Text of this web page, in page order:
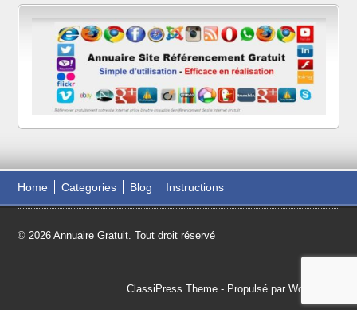
Home Categories Blog Instructions
© 2026 Annuaire Gratuit. Tout droit réservé
ClassiPress Theme- Propulsé par WordPress